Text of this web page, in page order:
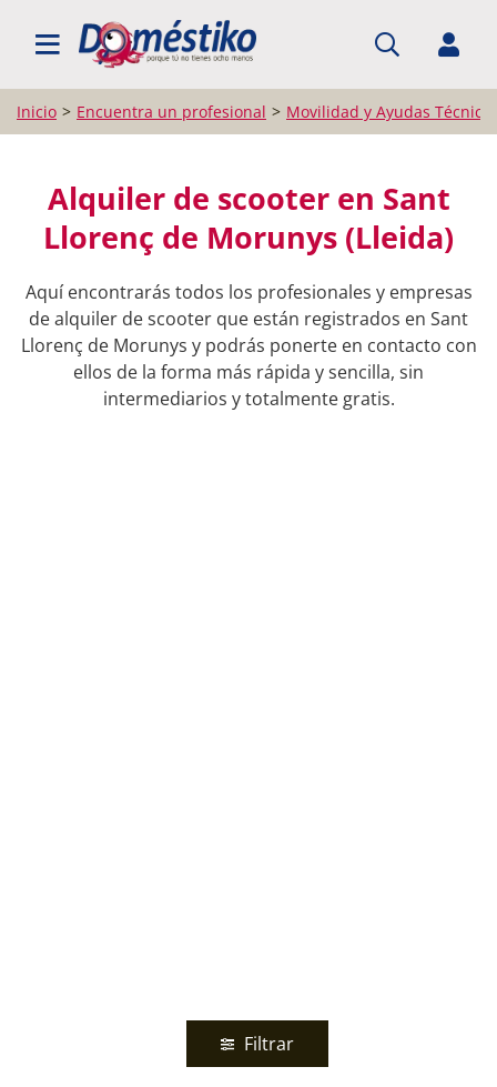
BUSCAR PROFESIONALES
Inicio Encuentra un profesional Movilidad y Ayudas
Alquiler de scooter en Sant
Llorenç de Morunys (Lleida)
Aquí encontrarás todos los profesionales y empresas
de alquiler de scooter que están registrados en Sant
Llorenç de Morunys y podrás ponerte en contacto con
ellos de la forma más rápida y sencilla, sin
intermediarios y totalmente gratis.
Filtrar